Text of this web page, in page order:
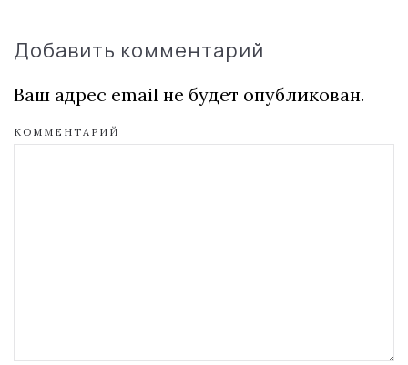
Добавить комментарий
Ваш адрес email не будет опубликован.
КОММЕНТАРИЙ